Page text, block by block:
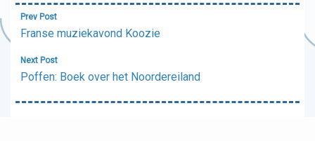
Bericht
navigatie
Prev Post
Franse muziekavond Koozie
Next Post
Poffen: Boek over het Noordereiland